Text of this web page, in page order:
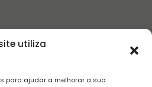
utiliza
para ajudar a melhorar a sua